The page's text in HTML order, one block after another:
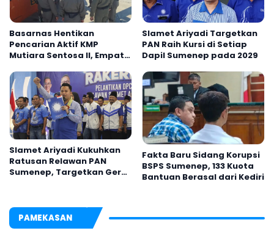
Basarnas Hentikan
Pencarian Aktif KMP
Mutiara Sentosa II, Empat
Slamet Ariyadi Targetkan
PAN Raih Kursi di Setiap
Dapil Sumenep pada 2029
Slamet Ariyadi Kukuhkan
Ratusan Relawan PAN
Sumenep, Targetkan Gerak
Fakta Baru Sidang Korupsi
BSPS Sumenep, 133 Kuota
Bantuan Berasal dari Kediri
PAMEKASAN